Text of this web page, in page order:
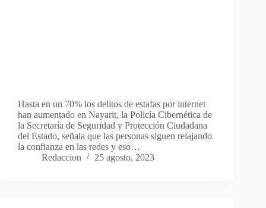
Hasta en un 70% los delitos de estafas por internet
han aumentado en Nayarit, la Policía Cibernética de
la Secretaría de Seguridad y Protección Ciudadana
del Estado, señala que las personas siguen relajando
la confianza en las redes y eso…
Redaccion
25 agosto, 2023